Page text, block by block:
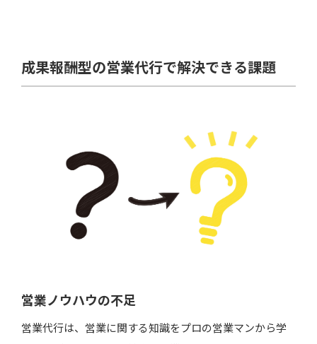
成果報酬型の営業代行で解決できる課題
営業ノウハウの不足
営業代行は、営業に関する知識をプロの営業マンから学